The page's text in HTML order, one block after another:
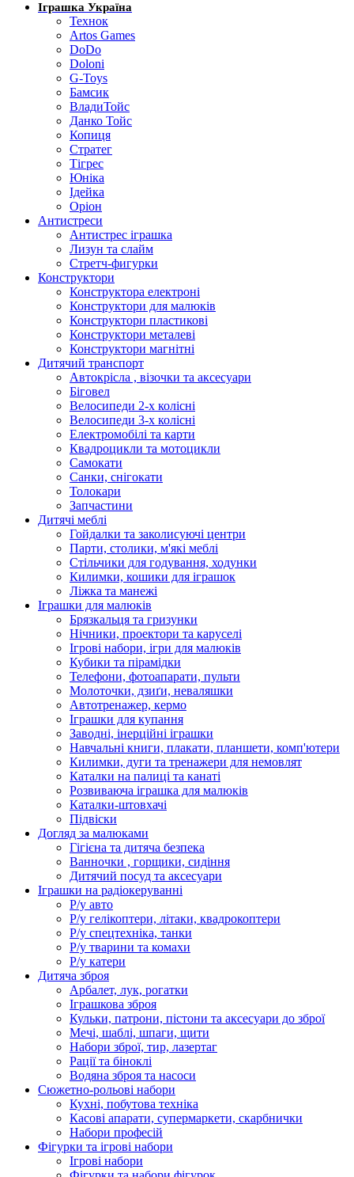
Іграшка Україна
Технок
Artos Games
DoDo
Doloni
G-Toys
Бамсик
ВладиТойс
Данко Тойс
Копиця
Стратег
Тігрес
Юніка
Ідейка
Оріон
Антистреси
Антистрес іграшка
Лизун та слайм
Стретч-фигурки
Конструктори
Конструктора електроні
Конструктори для малюків
Конструктори пластикові
Конструктори металеві
Конструктори магнітні
Дитячий транспорт
Автокрісла , візочки та аксесуари
Біговел
Велосипеди 2-х колісні
Велосипеди 3-х колісні
Електромобілі та карти
Квадроцикли та мотоцикли
Самокати
Санки, снігокати
Толокари
Запчастини
Дитячі меблі
Гойдалки та заколисуючі центри
Парти, столики, м'які меблі
Стільчики для годування, ходунки
Килимки, кошики для іграшок
Ліжка та манежі
Іграшки для малюків
Брязкальця та гризунки
Нічники, проектори та каруселі
Ігрові набори, ігри для малюків
Кубики та пірамідки
Телефони, фотоапарати, пульти
Молоточки, дзиґи, неваляшки
Автотренажер, кермо
Іграшки для купання
Заводні, інерційні іграшки
Навчальні книги, плакати, планшети, комп'ютери
Килимки, дуги та тренажери для немовлят
Каталки на палиці та канаті
Розвиваюча іграшка для малюків
Каталки-штовхачі
Підвіски
Догляд за малюками
Гігієна та дитяча безпека
Ванночки , горщики, сидіння
Дитячий посуд та аксесуари
Іграшки на радіокеруванні
Р/у авто
Р/у гелікоптери, літаки, квадрокоптери
Р/у спецтехніка, танки
Р/у тварини та комахи
Р/у катери
Дитяча зброя
Арбалет, лук, рогатки
Іграшкова зброя
Кульки, патрони, пістони та аксесуари до зброї
Мечі, шаблі, шпаги, щити
Набори зброї, тир, лазертаг
Рації та біноклі
Водяна зброя та насоси
Сюжетно-рольові набори
Кухні, побутова техніка
Касові апарати, супермаркети, скарбнички
Набори професій
Фігурки та ігрові набори
Ігрові набори